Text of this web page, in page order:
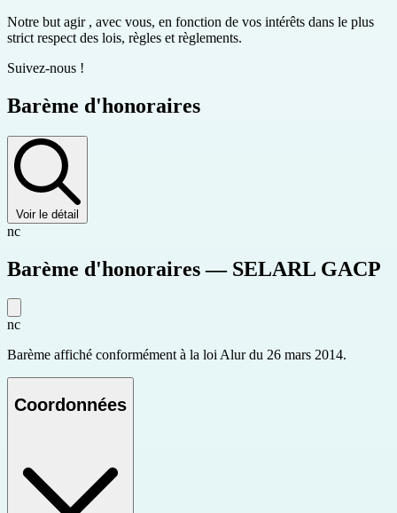
Notre but agir , avec vous, en fonction de vos intérêts dans le plus
strict respect des lois, règles et règlements.
Suivez-nous !
Barème d'honoraires
Voir le détail
nc
Barème d'honoraires — SELARL GACP
nc
Barème affiché conformément à la loi Alur du 26 mars 2014.
Coordonnées